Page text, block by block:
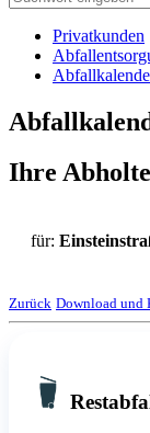
Privatkunden
Ihre
für:
Zurück Download und